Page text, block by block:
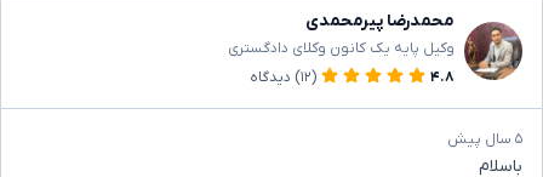
محمدرضا پیرمحمدی
وکیل پایه یک کانون وکلای دادگستری
۴.۸
(۱۲) دیدگاه
۵ سال پیش
باسلام